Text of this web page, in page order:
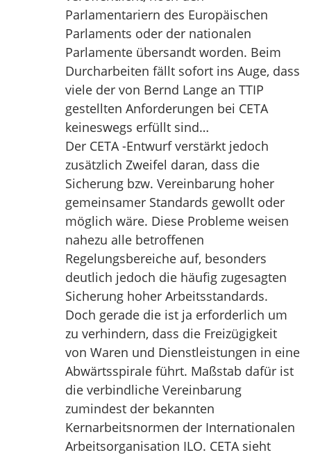
Parlamentariern des Europäischen
Parlaments oder der nationalen
Parlamente übersandt worden. Beim
Durcharbeiten fällt sofort ins Auge, dass
viele der von Bernd Lange an TTIP
gestellten Anforderungen bei CETA
keineswegs erfüllt sind…
Der CETA -Entwurf verstärkt jedoch
zusätzlich Zweifel daran, dass die
Sicherung bzw. Vereinbarung hoher
gemeinsamer Standards gewollt oder
möglich wäre. Diese Probleme weisen
nahezu alle betroffenen
Regelungsbereiche auf, besonders
deutlich jedoch die häufig zugesagten
Sicherung hoher Arbeitsstandards.
Doch gerade die ist ja erforderlich um
zu verhindern, dass die Freizügigkeit
von Waren und Dienstleistungen in eine
Abwärtsspirale führt. Maßstab dafür ist
die verbindliche Vereinbarung
zumindest der bekannten
Kernarbeitsnormen der Internationalen
Arbeitsorganisation ILO. CETA sieht